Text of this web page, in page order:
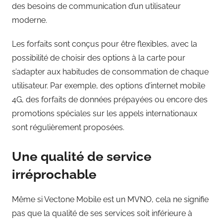
des besoins de communication d’un utilisateur
moderne.
Les forfaits sont conçus pour être flexibles, avec la
possibilité de choisir des options à la carte pour
s’adapter aux habitudes de consommation de chaque
utilisateur. Par exemple, des options d’internet mobile
4G, des forfaits de données prépayées ou encore des
promotions spéciales sur les appels internationaux
sont régulièrement proposées.
Une qualité de service
irréprochable
Même si Vectone Mobile est un MVNO, cela ne signifie
pas que la qualité de ses services soit inférieure à